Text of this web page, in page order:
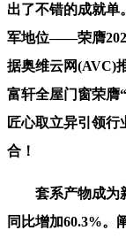
出了不错的成就单
军地位——荣膺
据奥维云网(AVC)
富轩全屋门窗荣膺
匠心取立异引领行
合！
套系产物成为新
同比增加60.3%。